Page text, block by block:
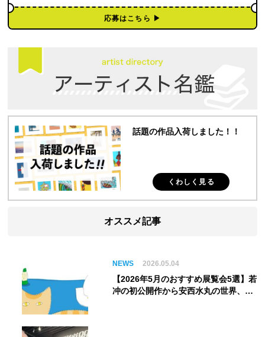
応募はこちら ▶︎
話題の作品入荷しました！！
くわしく見る
オススメ記事
NEWS 2026.05.04
【2026年5月のおすすめ展覧会5選】若
冲の初公開作から安西水丸の世界、そ